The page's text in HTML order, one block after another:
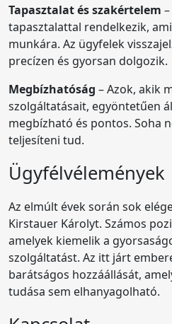
Tapasztalat és szakértelem
tapasztalattal rendelkezik,
munkára. Az ügyfelek
precízen és gyorsan dolgozik.
Megbízhatóság – Azok, akik
szolgáltatásait, egyöntetűen
megbízható és pontos. Soha
teljesíteni tud.
Ügyfélvélemények
Az elmúlt évek során sok
Kirstauer Károlyt. Számos
amelyek kiemelik a
szolgáltatást. Az itt járt
barátságos hozzáállását,
tudása sem elhanyagolható.